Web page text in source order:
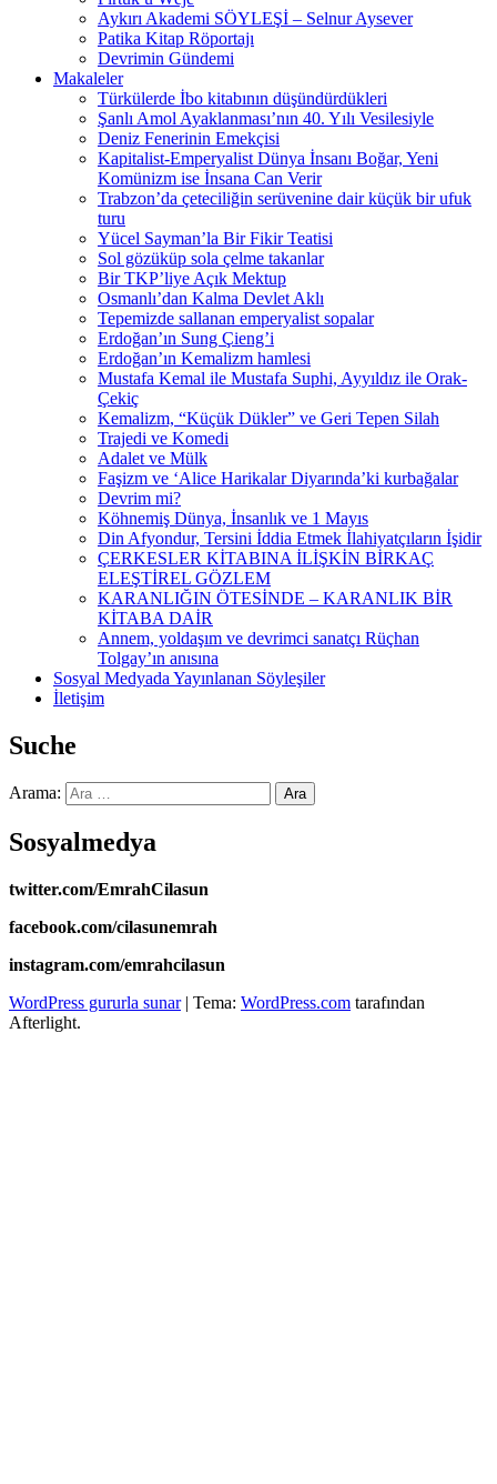
Aykırı Akademi SÖYLEŞİ – Selnur Aysever
Patika Kitap Röportajı
Devrimin Gündemi
Makaleler
Türkülerde İbo kitabının düşündürdükleri
Şanlı Amol Ayaklanması’nın 40. Yılı Vesilesiyle
Deniz Fenerinin Emekçisi
Kapitalist-Emperyalist Dünya İnsanı Boğar, Yeni
Komünizm ise İnsana Can Verir
Trabzon’da çeteciliğin serüvenine dair küçük bir ufuk
turu
Yücel Sayman’la Bir Fikir Teatisi
Sol gözüküp sola çelme takanlar
Bir TKP’liye Açık Mektup
Osmanlı’dan Kalma Devlet Aklı
Tepemizde sallanan emperyalist sopalar
Erdoğan’ın Sung Çieng’i
Erdoğan’ın Kemalizm hamlesi
Mustafa Kemal ile Mustafa Suphi, Ayyıldız ile Orak-
Çekiç
Kemalizm, “Küçük Dükler” ve Geri Tepen Silah
Trajedi ve Komedi
Adalet ve Mülk
Faşizm ve ‘Alice Harikalar Diyarında’ki kurbağalar
Devrim mi?
Köhnemiş Dünya, İnsanlık ve 1 Mayıs
Din Afyondur, Tersini İddia Etmek İlahiyatçıların İşidir
ÇERKESLER KİTABINA İLİŞKİN BİRKAÇ
ELEŞTİREL GÖZLEM
KARANLIĞIN ÖTESİNDE – KARANLIK BİR
KİTABA DAİR
Annem, yoldaşım ve devrimci sanatçı Rüçhan
Tolgay’ın anısına
Sosyal Medyada Yayınlanan Söyleşiler
İletişim
Suche
Arama:
Sosyalmedya
twitter.com/EmrahCilasun
facebook.com/cilasunemrah
instagram.com/emrahcilasun
WordPress gururla sunar | Tema: WordPress.com tarafından
Afterlight.